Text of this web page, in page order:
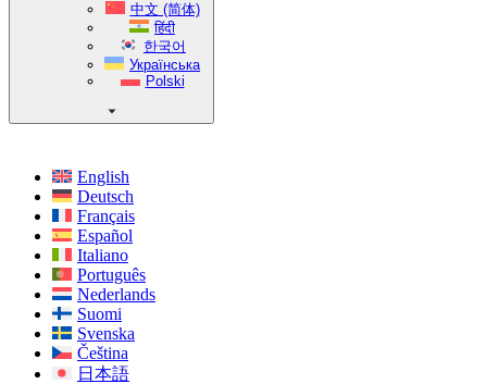
中文 (简体)
हिंदी
한국어
Українська
Polski
English
Deutsch
Français
Español
Italiano
Português
Nederlands
Suomi
Svenska
Čeština
日本語